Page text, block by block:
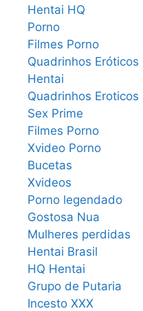
Hentai HQ
Porno
Filmes Porno
Quadrinhos Eróticos
Hentai
Quadrinhos Eroticos
Sex Prime
Filmes Porno
Xvideo Porno
Bucetas
Xvideos
Porno legendado
Gostosa Nua
Mulheres perdidas
Hentai Brasil
HQ Hentai
Grupo de Putaria
Incesto XXX